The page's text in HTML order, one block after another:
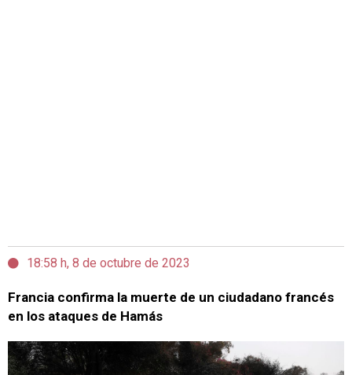
18:58 h, 8 de octubre de 2023
Francia confirma la muerte de un ciudadano francés
en los ataques de Hamás